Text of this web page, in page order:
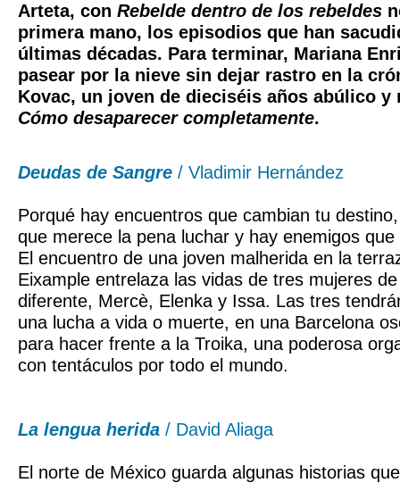
Arteta, con Rebelde dentro de los rebeldes
primera mano, los episodios que han
últimas décadas. Para terminar, Mariana
pasear por la nieve sin dejar rastro en la
Kovac, un joven de dieciséis años abúlico y
Cómo desaparecer completamente.
Deudas de Sangre / Vladimir Hernández
Porqué hay encuentros que cambian tu
que merece la pena luchar y hay enemigos
El encuentro de una joven malherida en la
Eixample entrelaza las vidas de tres mujeres
diferente, Mercè, Elenka y Issa. Las tres
una lucha a vida o muerte, en una Barcelona
para hacer frente a la Troika, una poderosa
con tentáculos por todo el mundo.
La lengua herida / David Aliaga
El norte de México guarda algunas historias